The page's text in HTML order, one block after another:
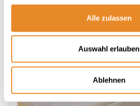
Alle zulassen
Auswahl erlauben
Ablehnen
32 Bewertungen